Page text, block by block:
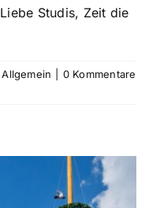
Liebe Studis, Zeit die
Allgemein
0 Kommentare